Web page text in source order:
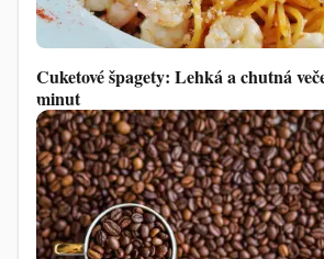
Cuketové špagety: Lehká a chutná
minut